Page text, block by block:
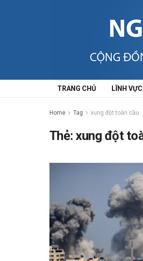
TRANG CHỦ LĨNH VỰC
Home Tag xung đột toàn cầu
Thẻ:xung đột